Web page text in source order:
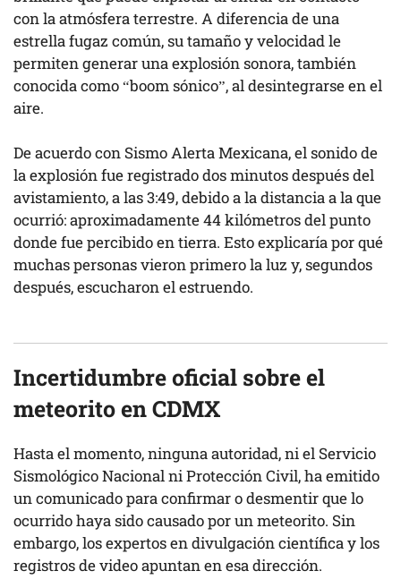
con la atmósfera terrestre. A diferencia de una
estrella fugaz común, su tamaño y velocidad le
permiten generar una explosión sonora, también
conocida como “boom sónico”, al desintegrarse en el
aire.
De acuerdo con Sismo Alerta Mexicana, el sonido de
la explosión fue registrado dos minutos después del
avistamiento, a las 3:49, debido a la distancia a la que
ocurrió: aproximadamente 44 kilómetros del punto
donde fue percibido en tierra. Esto explicaría por qué
muchas personas vieron primero la luz y, segundos
después, escucharon el estruendo.
Incertidumbre oficial sobre el
meteorito en CDMX
Hasta el momento, ninguna autoridad, ni el Servicio
Sismológico Nacional ni Protección Civil, ha emitido
un comunicado para confirmar o desmentir que lo
ocurrido haya sido causado por un meteorito. Sin
embargo, los expertos en divulgación científica y los
registros de video apuntan en esa dirección.